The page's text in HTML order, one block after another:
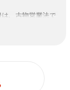
、古物営業法で